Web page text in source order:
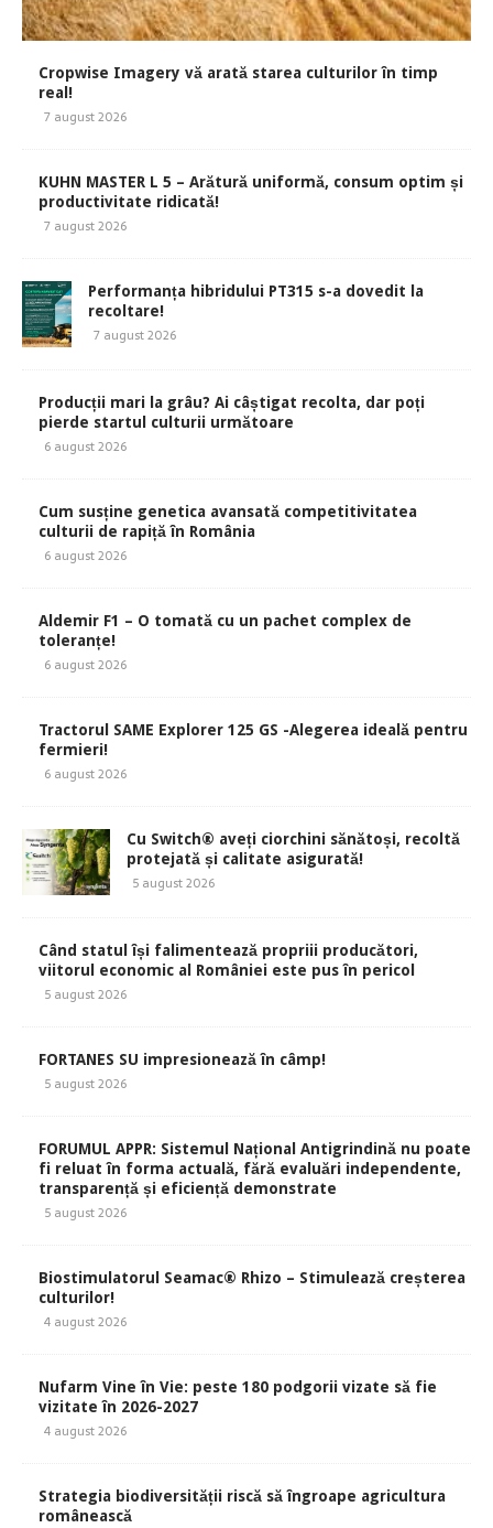
Cropwise Imagery vă arată starea culturilor în timp
real!
7 august 2026
KUHN MASTER L 5 – Arătură uniformă, consum optim și
productivitate ridicată!
7 august 2026
Performanța hibridului PT315 s-a dovedit la
recoltare!
7 august 2026
Producții mari la grâu? Ai câștigat recolta, dar poți
pierde startul culturii următoare
6 august 2026
Cum susține genetica avansată competitivitatea
culturii de rapiță în România
6 august 2026
Aldemir F1 – O tomată cu un pachet complex de
toleranțe!
6 august 2026
Tractorul SAME Explorer 125 GS -Alegerea ideală pentru
fermieri!
6 august 2026
Cu Switch® aveți ciorchini sănătoși, recoltă
protejată și calitate asigurată!
5 august 2026
Când statul își falimentează propriii producători,
viitorul economic al României este pus în pericol
5 august 2026
FORTANES SU impresionează în câmp!
5 august 2026
FORUMUL APPR: Sistemul Național Antigrindină nu poate
fi reluat în forma actuală, fără evaluări independente,
transparență și eficiență demonstrate
5 august 2026
Biostimulatorul Seamac® Rhizo – Stimulează creșterea
culturilor!
4 august 2026
Nufarm Vine în Vie: peste 180 podgorii vizate să fie
vizitate în 2026-2027
4 august 2026
Strategia biodiversității riscă să îngroape agricultura
românească